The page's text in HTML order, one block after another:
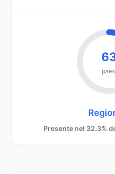
Presente nel 32.3%